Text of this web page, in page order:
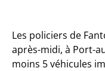
Les policiers de
après-midi, à Port-
moins 5 véhicules